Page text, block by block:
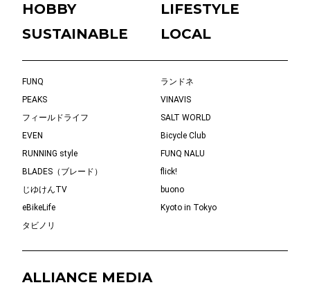
HOBBY
LIFESTYLE
SUSTAINABLE
LOCAL
FUNQ
ランドネ
PEAKS
VINAVIS
フィールドライフ
SALT WORLD
EVEN
Bicycle Club
RUNNING style
FUNQ NALU
BLADES（ブレード）
flick!
じゆけんTV
buono
eBikeLife
Kyoto in Tokyo
タビノリ
ALLIANCE MEDIA